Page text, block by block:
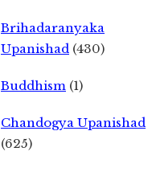
Brihadaranyaka
Upanishad (430)
Buddhism (1)
Chandogya Upanishad
(625)